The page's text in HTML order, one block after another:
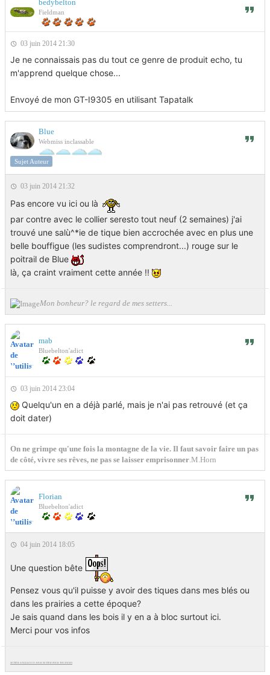
bedybelton
Fieldman
03 juin 2014 21:30
Je ne connaissais pas du tout ce genre de produit echo, tu
m'apprend quelque chose...
Envoyé de mon GT-I9305 en utilisant Tapatalk
Blue
Webmiss inclassable
Sujet Auteur
03 juin 2014 21:32
Pas encore vu ici ou là
par contre avec le collier seresto tout neuf (2 semaines) j'ai
trouvé une salù^*ie de tique bien accrochée avec en plus une
belle bouffigue (les sudistes comprendront...) rouge sur le
poitrail de Blue
là, ça craint vraiment cette année !!
Mon bonheur? le regard de mes setters...
mab
Bluebelton'adict
03 juin 2014 23:04
Quelqu'un en a déjà parlé, mais je n'ai pas retrouvé (et ça
doit dater)
On ne grimpe qu'une fois la montagne de la vie. Il faut savoir faire un pas
de côté, vivre ses rêves, ne pas se laisser emprisonner .M.Horn
Florian
Bluebelton'adict
04 juin 2014 18:05
Une question bête
Pensez vous qu'il puisse y avoir des tiques dans mes blés ou
dans les prairies a cette époque?
Je sais quand dans les bois il y en a à bloc surtout ici.
Merci pour vos infos
SETTER ANGLAIS UN JOUR SETTER POUR TOUJOURS